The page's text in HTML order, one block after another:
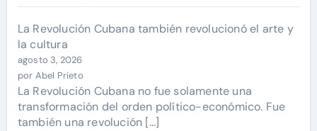
La Revolución Cubana también revolucionó el arte y
la cultura
agosto 3, 2026
por Abel Prieto
La Revolución Cubana no fue solamente una
transformación del orden político-económico. Fue
también una revolución […]